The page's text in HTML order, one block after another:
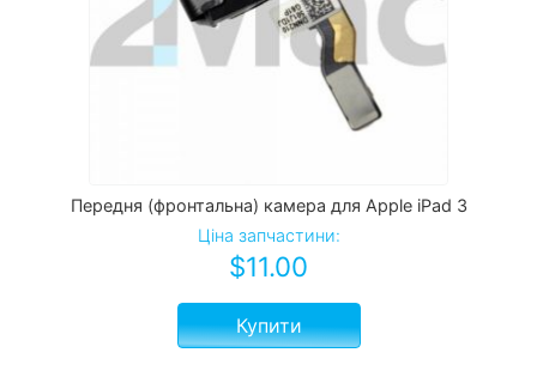
Передня (фронтальна) камера для Apple iPad 3
Ціна запчастини:
$11.00
Купити